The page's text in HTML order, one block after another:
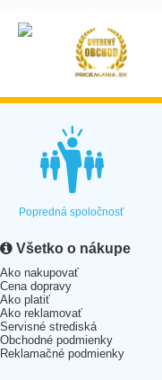
Popredná spoločnosť
Všetko o nákupe
Ako nakupovať
Cena dopravy
Ako platiť
Ako reklamovať
Servisné strediská
Obchodné podmienky
Reklamačné podmienky